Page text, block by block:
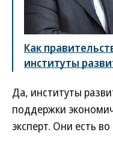
Как
институты
Да, институты
поддержки
эксперт. Они есть